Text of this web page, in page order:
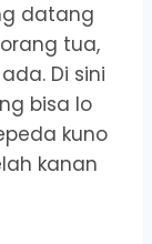
datang
tua,
Di sini
bisa lo
kuno
kanan